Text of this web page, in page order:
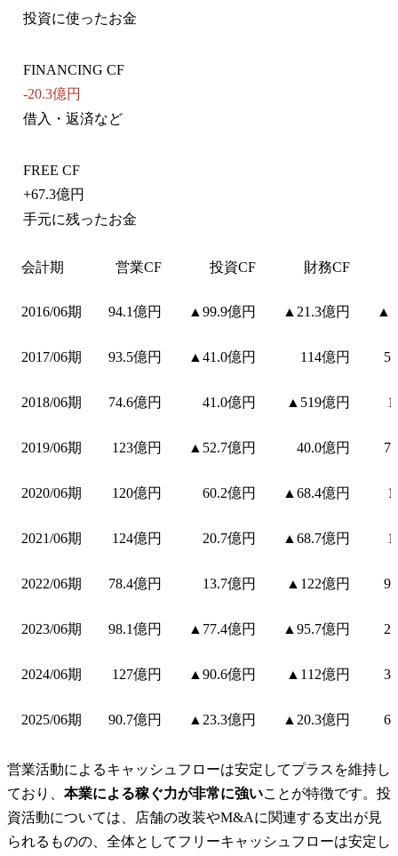
投資に使ったお金
FINANCING CF
-20.3億円
借入・返済など
FREE CF
+67.3億円
手元に残ったお金
会計期 営業CF 投資CF 財務CF
2016/06期 94.1億円 ▲99.9億円 ▲21.3億円
2017/06期 93.5億円 ▲41.0億円 114億円
2018/06期 74.6億円 41.0億円 ▲519億円
2019/06期 123億円 ▲52.7億円 40.0億円
2020/06期 120億円 60.2億円 ▲68.4億円
2021/06期 124億円 20.7億円 ▲68.7億円
2022/06期 78.4億円 13.7億円 ▲122億円
2023/06期 98.1億円 ▲77.4億円 ▲95.7億円
2024/06期 127億円 ▲90.6億円 ▲112億円
2025/06期 90.7億円 ▲23.3億円 ▲20.3億円
営業活動によるキャッシュフローは安定してプラスを維持し
ており、 本業による稼ぐ力が非常に強いことが特徴です。投
資活動については、店舗の改装やM&Aに関連する支出が見
られるものの、全体としてフリーキャッシュフローは安定し